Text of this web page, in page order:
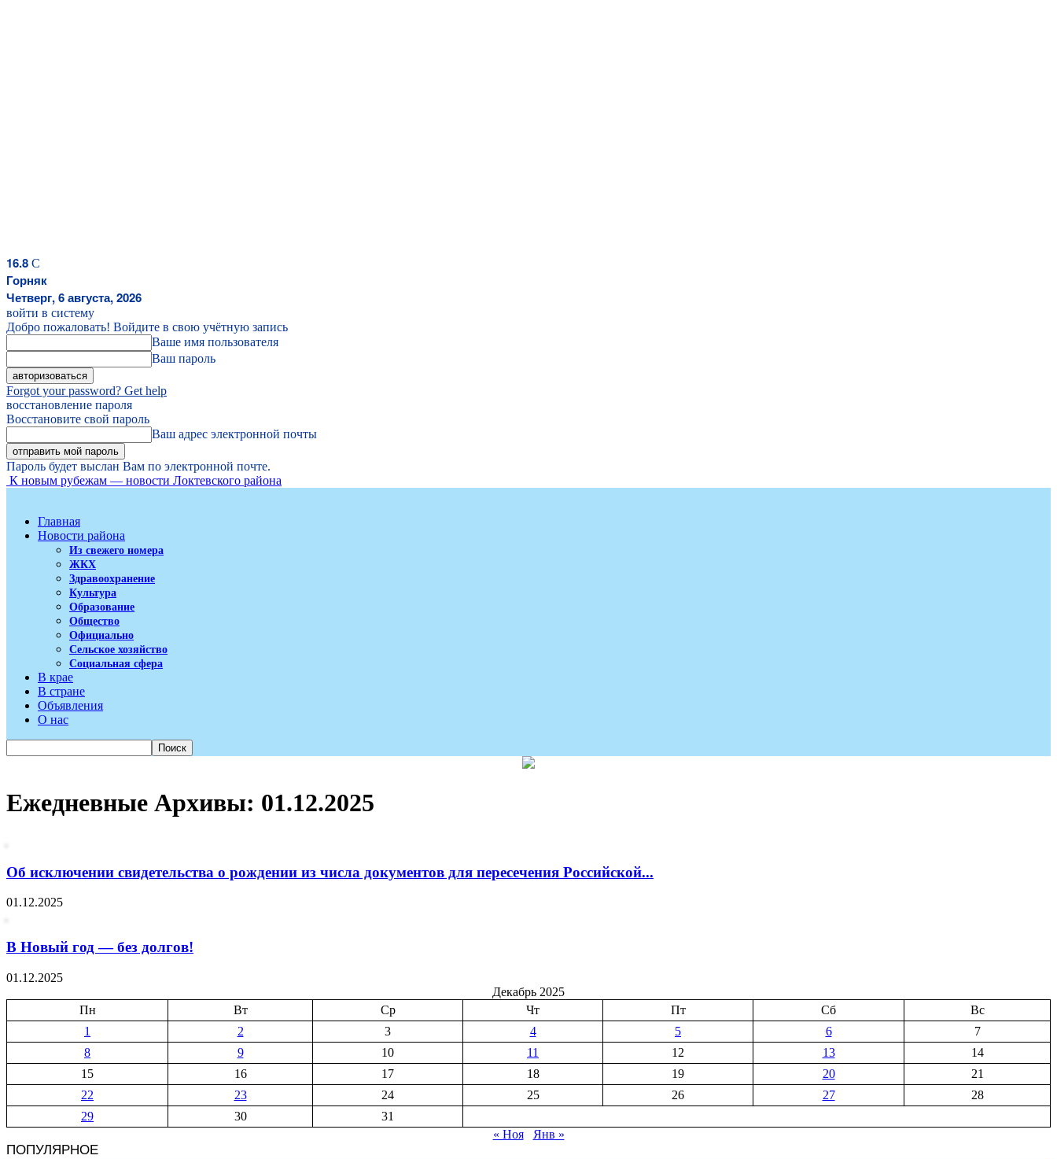
16.8 C
Горняк
Четверг, 6 августа, 2026
войти в систему
Добро пожаловать! Войдите в свою учётную запись
Ваше имя пользователя
Ваш пароль
Forgot your password? Get help
восстановление пароля
Восстановите свой пароль
Ваш адрес электронной почты
Пароль будет выслан Вам по электронной почте.
К новым рубежам — новости Локтевского района
Главная
Новости района
Из свежего номера
ЖКХ
Здравоохранение
Культура
Образование
Общество
Официально
Сельское хозяйство
Социальная сфера
В крае
В стране
Объявления
О нас
Ежедневные Архивы: 01.12.2025
Об исключении свидетельства о рождении из числа документов для пересечения Российской...
01.12.2025
В Новый год — без долгов!
01.12.2025
Декабрь 2025
Пн
Вт Ср Чт Пт Сб
Вс
1
2 3 4 5 6
7
8
9 10 11 12 13
14
15
16 17 18 19 20
21
22
23 24 25 26 27
28
29
30
31
« Ноя
Янв »
ПОПУЛЯРНОЕ